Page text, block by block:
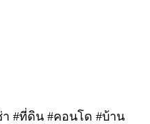
า #ที่ดิน #คอนโด #บ้าน